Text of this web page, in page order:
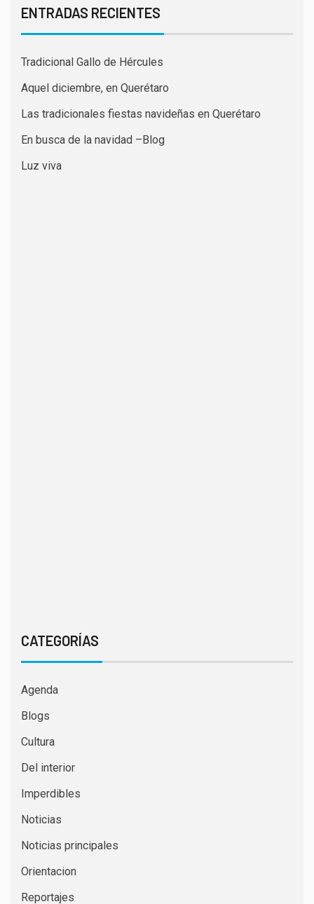
ENTRADAS RECIENTES
Tradicional Gallo de Hércules
Aquel diciembre, en Querétaro
Las tradicionales fiestas navideñas en Querétaro
En busca de la navidad –Blog
Luz viva
CATEGORÍAS
Agenda
Blogs
Cultura
Del interior
Imperdibles
Noticias
Noticias principales
Orientacion
Reportajes